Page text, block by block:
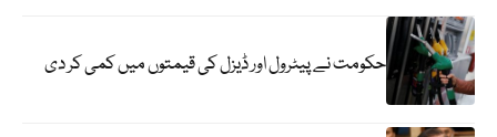
حکومت نے پیٹرول اور ڈیزل کی قیمتوں میں کمی کر دی